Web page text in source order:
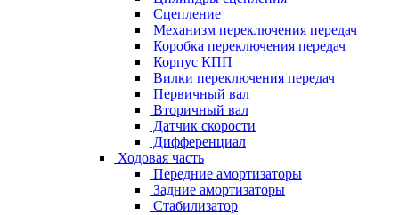
Сцепление
Механизм переключения передач
Коробка переключения передач
Корпус КПП
Вилки переключения передач
Первичный вал
Вторичный вал
Датчик скорости
Дифференциал
Ходовая часть
Передние амортизаторы
Задние амортизаторы
Стабилизатор